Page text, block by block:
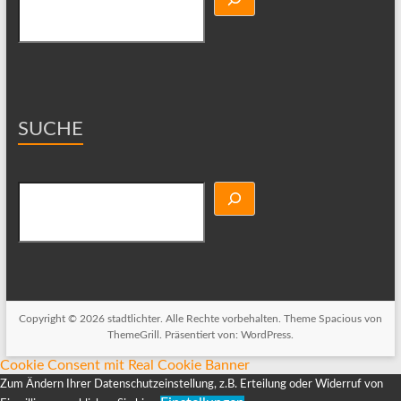
SUCHE
Copyright © 2026 stadtlichter. Alle Rechte vorbehalten. Theme Spaciousvon
ThemeGrill. Präsentiert von: WordPress.
Cookie Consent mit Real Cookie Banner
Zum Ändern Ihrer Datenschutzeinstellung, z.B. Erteilung oder Widerruf von